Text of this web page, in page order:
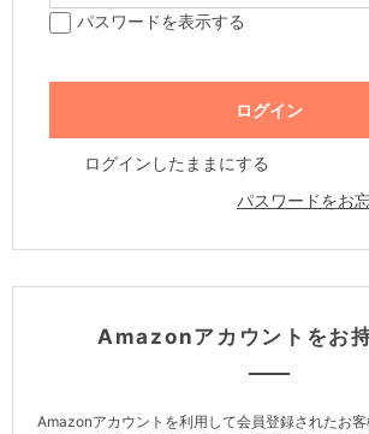
パスワードを表示する
ログインしたままにする
パスワードをお
Amazonアカウントをお
Amazonアカウントを利用して会員登録されたお客